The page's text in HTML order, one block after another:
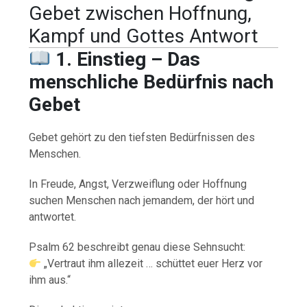
Gebet zwischen Hoffnung,
Kampf und Gottes Antwort
1. Einstieg – Das
menschliche Bedürfnis nach
Gebet
Gebet gehört zu den tiefsten Bedürfnissen des
Menschen.
In Freude, Angst, Verzweiflung oder Hoffnung
suchen Menschen nach jemandem, der hört und
antwortet.
Psalm 62 beschreibt genau diese Sehnsucht:
„Vertraut ihm allezeit … schüttet euer Herz vor
ihm aus.“